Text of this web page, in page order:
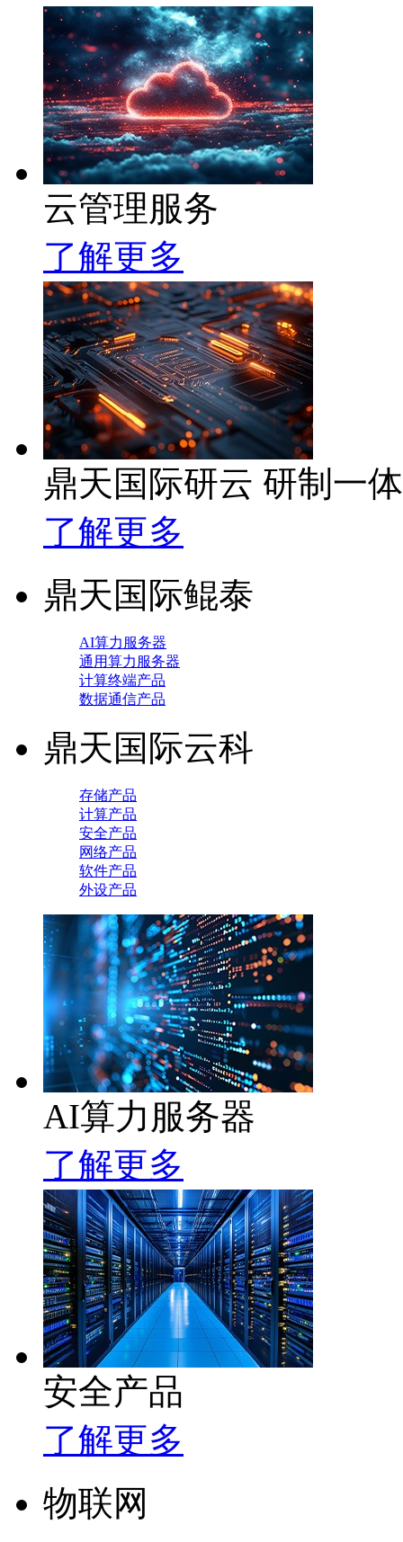
云管理服务
了解更多
鼎天国际研云 研制一
了解更多
鼎天国际鲲泰
AI算力服务器
通用算力服务器
计算终端产品
数据通信产品
鼎天国际云科
存储产品
计算产品
安全产品
网络产品
软件产品
外设产品
AI算力服务器
了解更多
安全产品
了解更多
物联网